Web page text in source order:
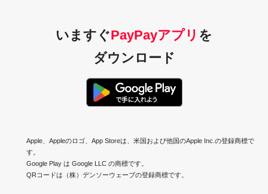
いますぐPayPayアプリ を
ダウンロード
Apple、Appleのロゴ、App Storeは、米国および他国のApple Inc.の登録商標で
す。
Google Play は Google LLC の商標です。
QRコードは（株）デンソーウェーブの登録商標です。